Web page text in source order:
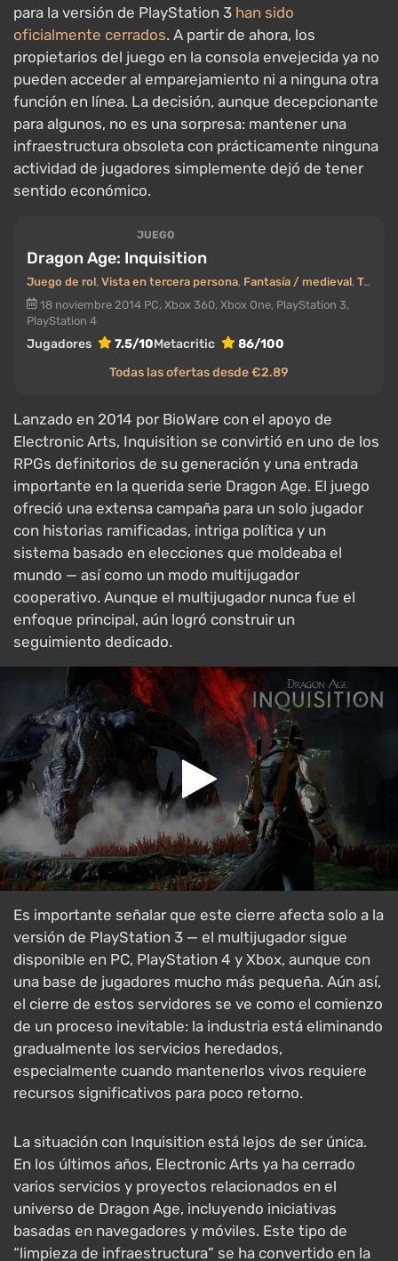
para la versión de PlayStation 3 han sido
oficialmente cerrados. A partir de ahora, los
propietarios del juego en la consola envejecida ya no
pueden acceder al emparejamiento ni a ninguna otra
función en línea. La decisión, aunque decepcionante
para algunos, no es una sorpresa: mantener una
infraestructura obsoleta con prácticamente ninguna
actividad de jugadores simplemente dejó de tener
sentido económico.
JUEGO
Dragon Age: Inquisition
Juego de rol, Vista en tercera persona, Fantasía / medieval, Táctica
18 noviembre 2014 PC, Xbox 360, Xbox One, PlayStation 3,
PlayStation 4
Jugadores 7.5/10Metacritic
86/100
Todas las ofertas desde €2.89
Lanzado en 2014 por BioWare con el apoyo de
Electronic Arts, Inquisition se convirtió en uno de los
RPGs definitorios de su generación y una entrada
importante en la querida serie Dragon Age. El juego
ofreció una extensa campaña para un solo jugador
con historias ramificadas, intriga política y un
sistema basado en elecciones que moldeaba el
mundo — así como un modo multijugador
cooperativo. Aunque el multijugador nunca fue el
enfoque principal, aún logró construir un
seguimiento dedicado.
Es importante señalar que este cierre afecta solo a la
versión de PlayStation 3 — el multijugador sigue
disponible en PC, PlayStation 4 y Xbox, aunque con
una base de jugadores mucho más pequeña. Aún así,
el cierre de estos servidores se ve como el comienzo
de un proceso inevitable: la industria está eliminando
gradualmente los servicios heredados,
especialmente cuando mantenerlos vivos requiere
recursos significativos para poco retorno.
La situación con Inquisition está lejos de ser única.
En los últimos años, Electronic Arts ya ha cerrado
varios servicios y proyectos relacionados en el
universo de Dragon Age, incluyendo iniciativas
basadas en navegadores y móviles. Este tipo de
“limpieza de infraestructura” se ha convertido en la